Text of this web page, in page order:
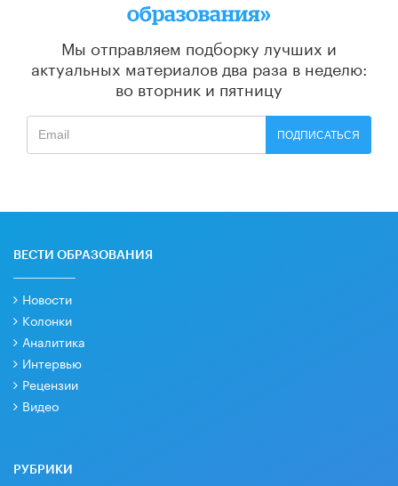
образования»
Мы отправляем подборку лучших и
актуальных материалов два раза в неделю:
во вторник и пятницу
ПОДПИСАТЬСЯ
ВЕСТИ ОБРАЗОВАНИЯ
Новости
Колонки
Аналитика
Интервью
Рецензии
Видео
РУБРИКИ